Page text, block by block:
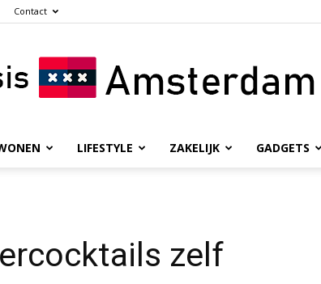
Contact
LIFESTYLE ZAKELIJK GADGETS
zelf